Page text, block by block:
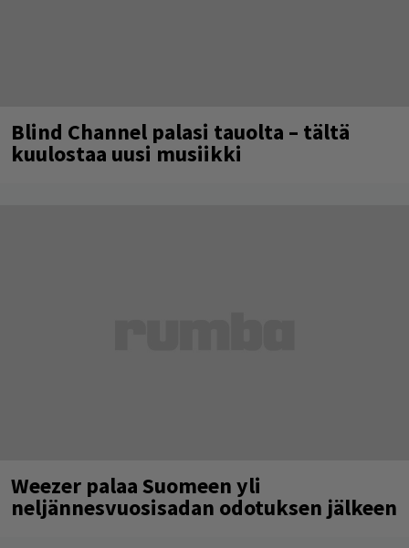
Blind Channel palasi tauolta – tältä
kuulostaa uusi musiikki
Weezer palaa Suomeen yli
neljännesvuosisadan odotuksen jälkeen